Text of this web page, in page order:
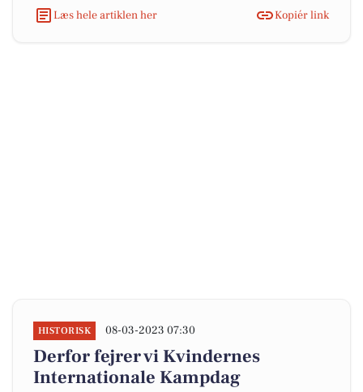
Læs hele artiklen her
Kopiér link
HISTORISK 08-03-2023 07:30
Derfor fejrer vi Kvindernes
Internationale Kampdag